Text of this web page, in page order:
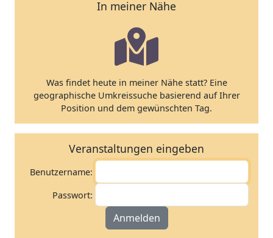
In meiner Nähe
Was findet heute in meiner Nähe statt? Eine
geographische Umkreissuche basierend auf Ihrer
Position und dem gewünschten Tag.
Veranstaltungen eingeben
Benutzername:
Passwort:
Anmelden